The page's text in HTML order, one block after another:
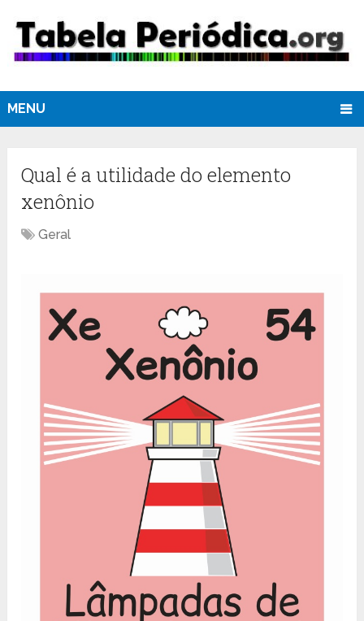
MENU
Qual é a utilidade do elemento
xenônio
Geral